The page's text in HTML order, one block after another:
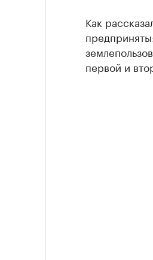
Как
первой и